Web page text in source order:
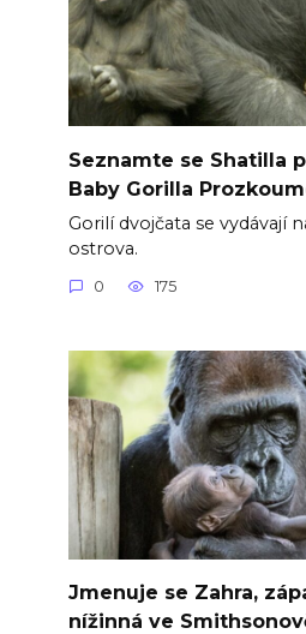
Seznamte se Shatilla
Baby Gorilla
Gorilí dvojčata se vydávají
ostrova.
0 175
Jmenuje se Zahra,
nížinná ve